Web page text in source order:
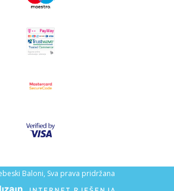
Baloni, Sva prava pridržana